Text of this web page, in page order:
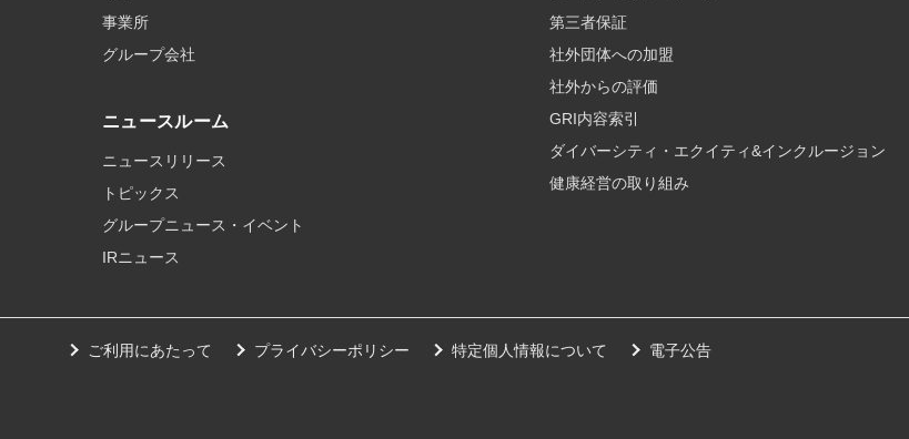
事業所
グループ会社
ニュースルーム
ニュースリリース
トピックス
グループニュース・イベント
IRニュース
第三者保証
社外団体への加盟
社外からの評価
GRI内容索引
ダイバーシティ・エクイティ&インクルージョン
健康経営の取り組み
ご利用にあたって プライバシーポリシー 特定個人情報について 電子公告